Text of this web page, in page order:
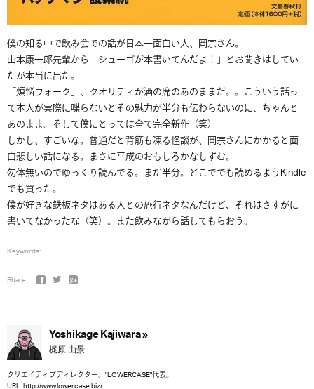
僕の知る中で飲み会での話が日本一面白い人、岡宗さん。
山本康一郎先輩から「シューゴが本書いてんだよ！」とお聞きはしてい
たが本当に出た。
「煩悩ウォーク」、クオリティが酒の席のあのままだ。。こういう話っ
て本人が実際に喋らないとその魅力が半分も伝わらないのに、ちゃんと
あのまま。そして僕にとっては全て完全新作（笑）
しかし、すごいな。普通だと背筋も凍る怪談が、岡宗さんにかかると面
白悲しい話になる。まさに平成のおもしろかなしずむ。
勿体無いのでゆっくり読んでる。まだ半分。どこででも読めるようKindle
でも買った。
僕が好きな鉄板ネタはある人との旅行ネタなんだけど、それはさすがに
書いてなかったな（笑）。また飲みながら話してもらおう。
Keywords:
Share:
Yoshikage Kajiwara »
梶原 由景
クリエイティブディレクター。"LOWERCASE"代表。
URL:http://www.lowercase.biz/